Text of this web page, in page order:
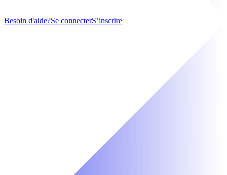
Besoin d'aide?Se connecterS’inscrire